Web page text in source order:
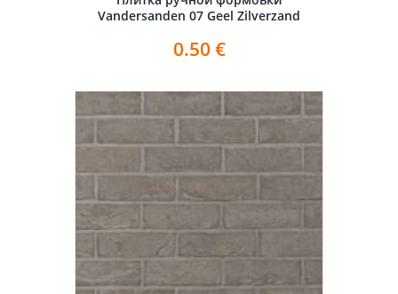
Vandersanden 07 Geel Zilverzand
0.50 €